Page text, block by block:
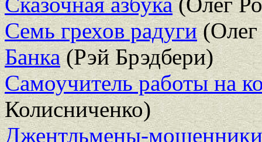
Семь грехов радуги(Олег
Банка(Рэй Брэдбери)
Самоучитель работы на
Колисниченко)
Джентльмены-мошенники